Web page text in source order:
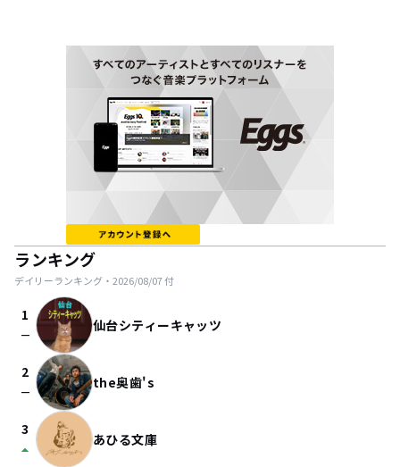
ランキング
デイリーランキング・ 2026/08/07付
1
check_indeterminate_small 仙台シティーキャッツ
2
check_indeterminate_small the奥歯's
3
arrow_drop_up あひる文庫